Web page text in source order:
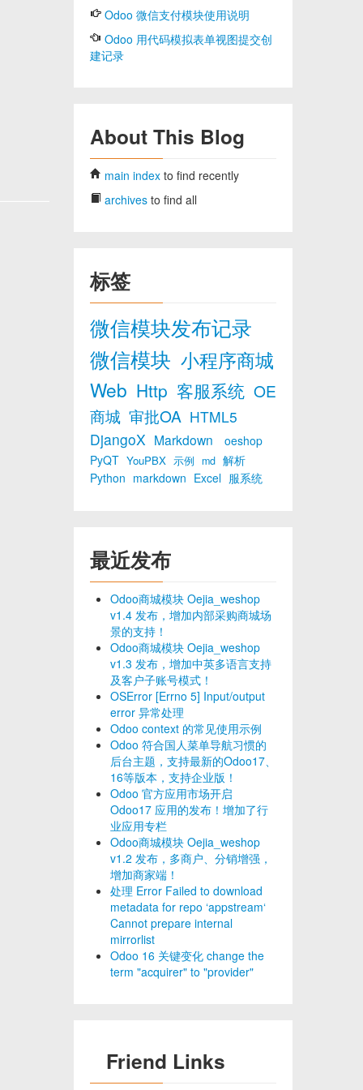
Odoo 微信支付模块使用说明
Odoo 用代码模拟表单视图提交创
建记录
About This Blog
main index to find recently
archives to find all
标签
微信模块发布记录
微信模块 小程序商城
Web Http 客服系统 OE
商城 审批OA HTML5
DjangoX Markdown
oeshop
PyQT YouPBX 示例 md 解析
Python markdown Excel 服系统
最近发布
Odoo商城模块 Oejia_weshop
v1.4 发布，增加内部采购商城场
景的支持！
Odoo商城模块 Oejia_weshop
v1.3 发布，增加中英多语言支持
及客户子账号模式！
OSError [Errno 5] Input/output
error 异常处理
Odoo context 的常见使用示例
Odoo 符合国人菜单导航习惯的
后台主题，支持最新的Odoo17、
16等版本，支持企业版！
Odoo 官方应用市场开启
Odoo17 应用的发布！增加了行
业应用专栏
Odoo商城模块 Oejia_weshop
v1.2 发布，多商户、分销增强，
增加商家端！
处理 Error Failed to download
metadata for repo ‘appstream‘
Cannot prepare internal
mirrorlist
Odoo 16 关键变化 change the
term "acquirer" to "provider"
Friend Links